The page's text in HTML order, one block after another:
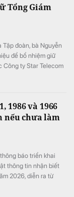
Tổng Giám
đoàn, bà Nguyễn
để bổ nhiệm giữ
Công ty Star Telecom
1986 và 1966
nếu chưa làm
báo triển khai
thông tin nhận biết
2026, diễn ra từ